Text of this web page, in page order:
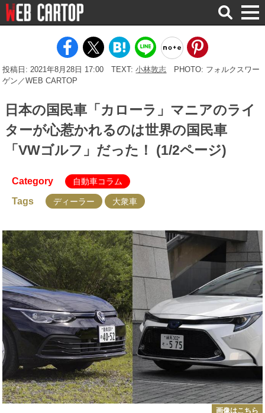
検
索
投稿日: 2021年8月28日 17:00 TEXT:小林敦志
PHOTO: フォルクスワー
ゲン／WEB CARTOP
日本の国民車「カローラ」マニアのライ
ターが心惹かれるのは世界の国民車
「VWゴルフ」だった！ (1/2ページ)
Category 自動車コラム
Tags ディーラー 大衆車
画像はこちら